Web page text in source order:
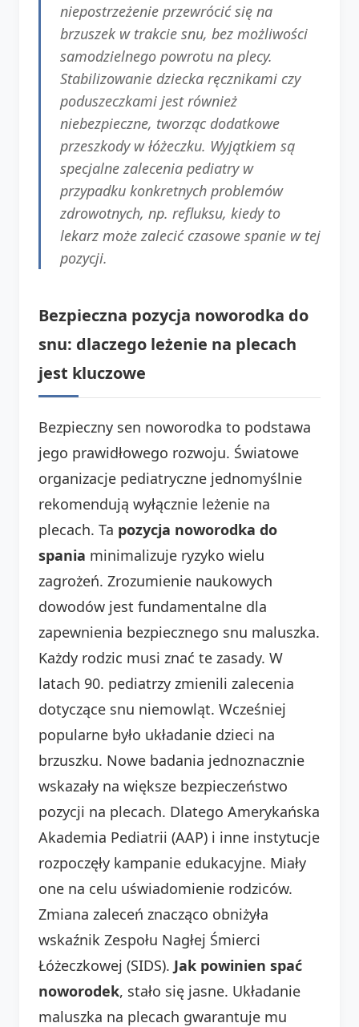
niepostrzeżenie przewrócić się na
brzuszek w trakcie snu, bez możliwości
samodzielnego powrotu na plecy.
Stabilizowanie dziecka ręcznikami czy
poduszeczkami jest również
niebezpieczne, tworząc dodatkowe
przeszkody w łóżeczku. Wyjątkiem są
specjalne zalecenia pediatry w
przypadku konkretnych problemów
zdrowotnych, np. refluksu, kiedy to
lekarz może zalecić czasowe spanie w tej
pozycji.
Bezpieczna pozycja noworodka do
snu: dlaczego leżenie na plecach
jest kluczowe
Bezpieczny sen noworodka to podstawa
jego prawidłowego rozwoju. Światowe
organizacje pediatryczne jednomyślnie
rekomendują wyłącznie leżenie na
plecach. Ta pozycja noworodka do
spania minimalizuje ryzyko wielu
zagrożeń. Zrozumienie naukowych
dowodów jest fundamentalne dla
zapewnienia bezpiecznego snu maluszka.
Każdy rodzic musi znać te zasady. W
latach 90. pediatrzy zmienili zalecenia
dotyczące snu niemowląt. Wcześniej
popularne było układanie dzieci na
brzuszku. Nowe badania jednoznacznie
wskazały na większe bezpieczeństwo
pozycji na plecach. Dlatego Amerykańska
Akademia Pediatrii (AAP) i inne instytucje
rozpoczęły kampanie edukacyjne. Miały
one na celu uświadomienie rodziców.
Zmiana zaleceń znacząco obniżyła
wskaźnik Zespołu Nagłej Śmierci
Łóżeczkowej (SIDS). Jak powinien spać
noworodek, stało się jasne. Układanie
maluszka na plecach gwarantuje mu